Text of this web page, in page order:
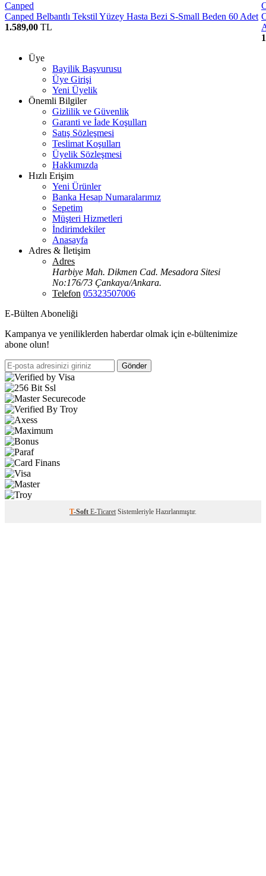
Canped
Canped Belbantlı Tekstil Yüzey Hasta Bezi S-Small Beden 60 Adet
1.589,00 TL
Üye
Bayilik Başvurusu
Üye Girişi
Yeni Üyelik
Önemli Bilgiler
Gizlilik ve Güvenlik
Garanti ve İade Koşulları
Satış Sözleşmesi
Teslimat Koşulları
Üyelik Sözleşmesi
Hakkımızda
Hızlı Erişim
Yeni Ürünler
Banka Hesap Numaralarımız
Sepetim
Müşteri Hizmetleri
İndirimdekiler
Anasayfa
Adres & İletişim
Adres
Harbiye Mah. Dikmen Cad. Mesadora Sitesi
No:176/73 Çankaya/Ankara.
Telefon 05323507006
E-Bülten Aboneliği
Kampanya ve yeniliklerden haberdar olmak için e-bültenimize
abone olun!
Gönder
T-Soft E-Ticaret Sistemleriyle Hazırlanmıştır.